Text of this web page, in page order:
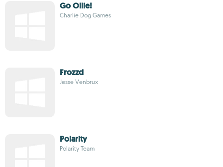
Go Ollie!
Charlie Dog Games
Frozzd
Jesse Venbrux
Polarity
Polarity Team